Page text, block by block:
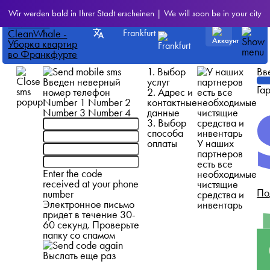
Wir werden bald in Ihrer Stadt erscheinen | We will soon be in your city
Frankfurt
Введен неверный
номер телефон
Number 1 Number 2
Number 3 Number 4
Enter the code
received at your phone
number
Электронное письмо
придет в течение 30-
60 секунд. Проверьте
папку со спамом
Выслать еще раз
1. Выбор
услуг
2. Адрес и
контактные
данные
3. Выбор
способа
оплаты
У наших
партнеров
есть все
необходимые
чистящие
средства и
инвентарь